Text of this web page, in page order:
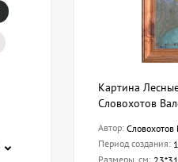
Картина
Словохотов
Автор: Словохотов
Период создания:
Размеры, см: